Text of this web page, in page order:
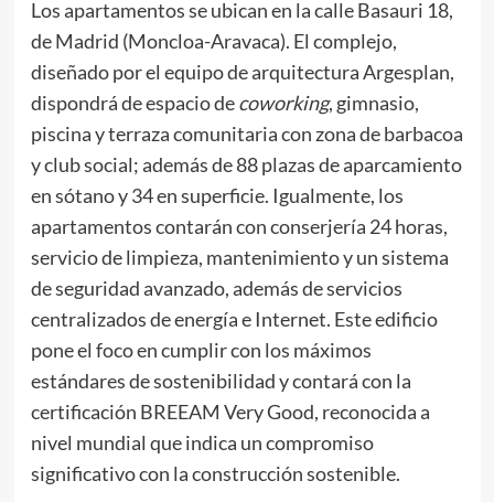
Los apartamentos se ubican en la calle Basauri 18,
de Madrid (Moncloa-Aravaca). El complejo,
diseñado por el equipo de arquitectura Argesplan,
dispondrá de espacio decoworking, gimnasio,
piscina y terraza comunitaria con zona de barbacoa
y club social; además de 88 plazas de aparcamiento
en sótano y 34 en superficie. Igualmente, los
apartamentos contarán con conserjería 24 horas,
servicio de limpieza, mantenimiento y un sistema
de seguridad avanzado, además de servicios
centralizados de energía e Internet. Este edificio
pone el foco en cumplir con los máximos
estándares de sostenibilidad y contará con la
certificación BREEAM Very Good, reconocida a
nivel mundial que indica un compromiso
significativo con la construcción sostenible.